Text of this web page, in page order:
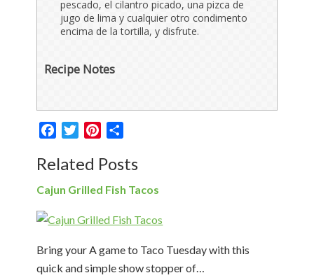
pescado, el cilantro picado, una pizca de
jugo de lima y cualquier otro condimento
encima de la tortilla, y disfrute.
Recipe Notes
FacebookTwitterPinterest
Related Posts
Cajun Grilled Fish Tacos
Bring your A game to Taco Tuesday with this
quick and simple show stopper of…